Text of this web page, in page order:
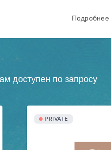
Подробнее
доступен по запросу
PRIVATE